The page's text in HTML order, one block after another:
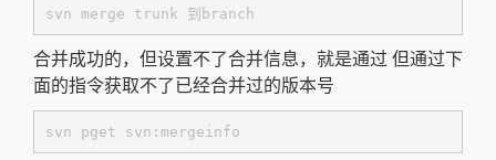
svn merge trunk 到branch
合并成功的，但设置不了合并信息，就是通过 但通过下
面的指令获取不了已经合并过的版本号
svn pget svn:mergeinfo